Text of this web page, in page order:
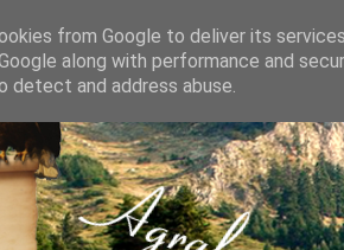
from Google to deliver its
along with performance and
detect and address abuse.